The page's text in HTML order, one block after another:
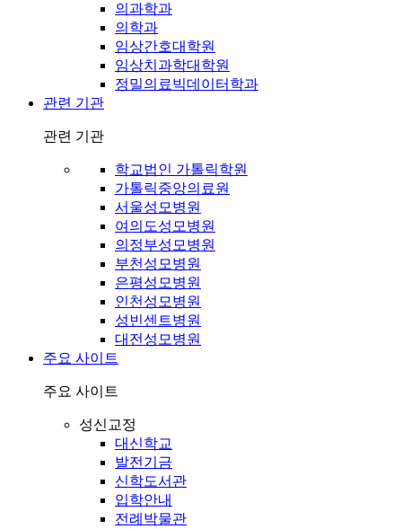
의과학과
의학과
임상간호대학원
임상치과학대학원
정밀의료빅데이터학과
관련 기관
관련 기관
학교법인 가톨릭학원
가톨릭중앙의료원
서울성모병원
여의도성모병원
의정부성모병원
부천성모병원
은평성모병원
인천성모병원
성빈센트병원
대전성모병원
주요 사이트
주요 사이트
성신교정
대신학교
발전기금
신학도서관
입학안내
전례박물관